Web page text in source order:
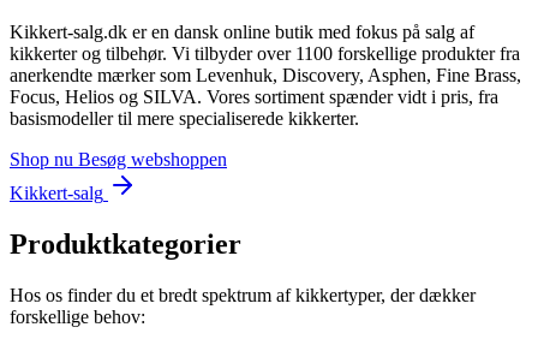
Kikkert-salg.dk er en dansk online butik med fokus på salg af
kikkerter og tilbehør. Vi tilbyder over 1100 forskellige produkter fra
anerkendte mærker som Levenhuk, Discovery, Asphen, Fine Brass,
Focus, Helios og SILVA. Vores sortiment spænder vidt i pris, fra
basismodeller til mere specialiserede kikkerter.
Shop nu Besøg webshoppen
Kikkert-salg
Produktkategorier
Hos os finder du et bredt spektrum af kikkertyper, der dækker
forskellige behov: